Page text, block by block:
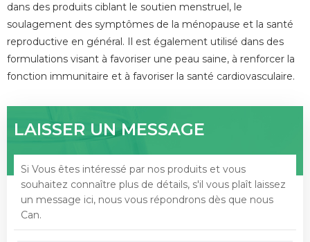
dans des produits ciblant le soutien menstruel, le
soulagement des symptômes de la ménopause et la santé
reproductive en général. Il est également utilisé dans des
formulations visant à favoriser une peau saine, à renforcer la
fonction immunitaire et à favoriser la santé cardiovasculaire.
LAISSER UN MESSAGE
Si Vous êtes intéressé par nos produits et vous
souhaitez connaître plus de détails, s'il vous plaît laissez
un message ici, nous vous répondrons dès que nous
Can.